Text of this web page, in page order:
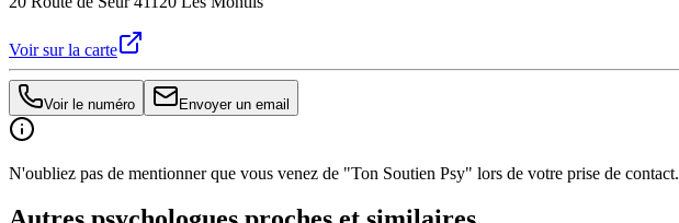
Voir sur la carte
Voir le numéro Envoyer un email
N'oubliez pas de mentionner que vous venez de "Ton Soutien Psy" lors de votre prise de contact.